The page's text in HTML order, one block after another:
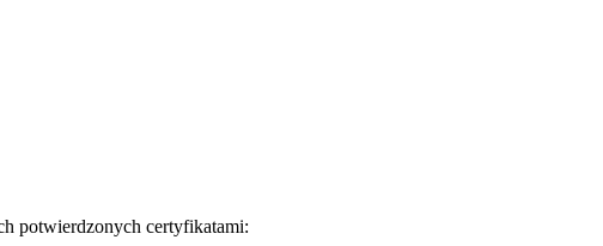
potwierdzonych certyfikatami: